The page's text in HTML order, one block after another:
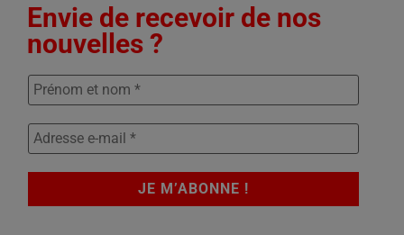
Envie de recevoir de nos
nouvelles ?